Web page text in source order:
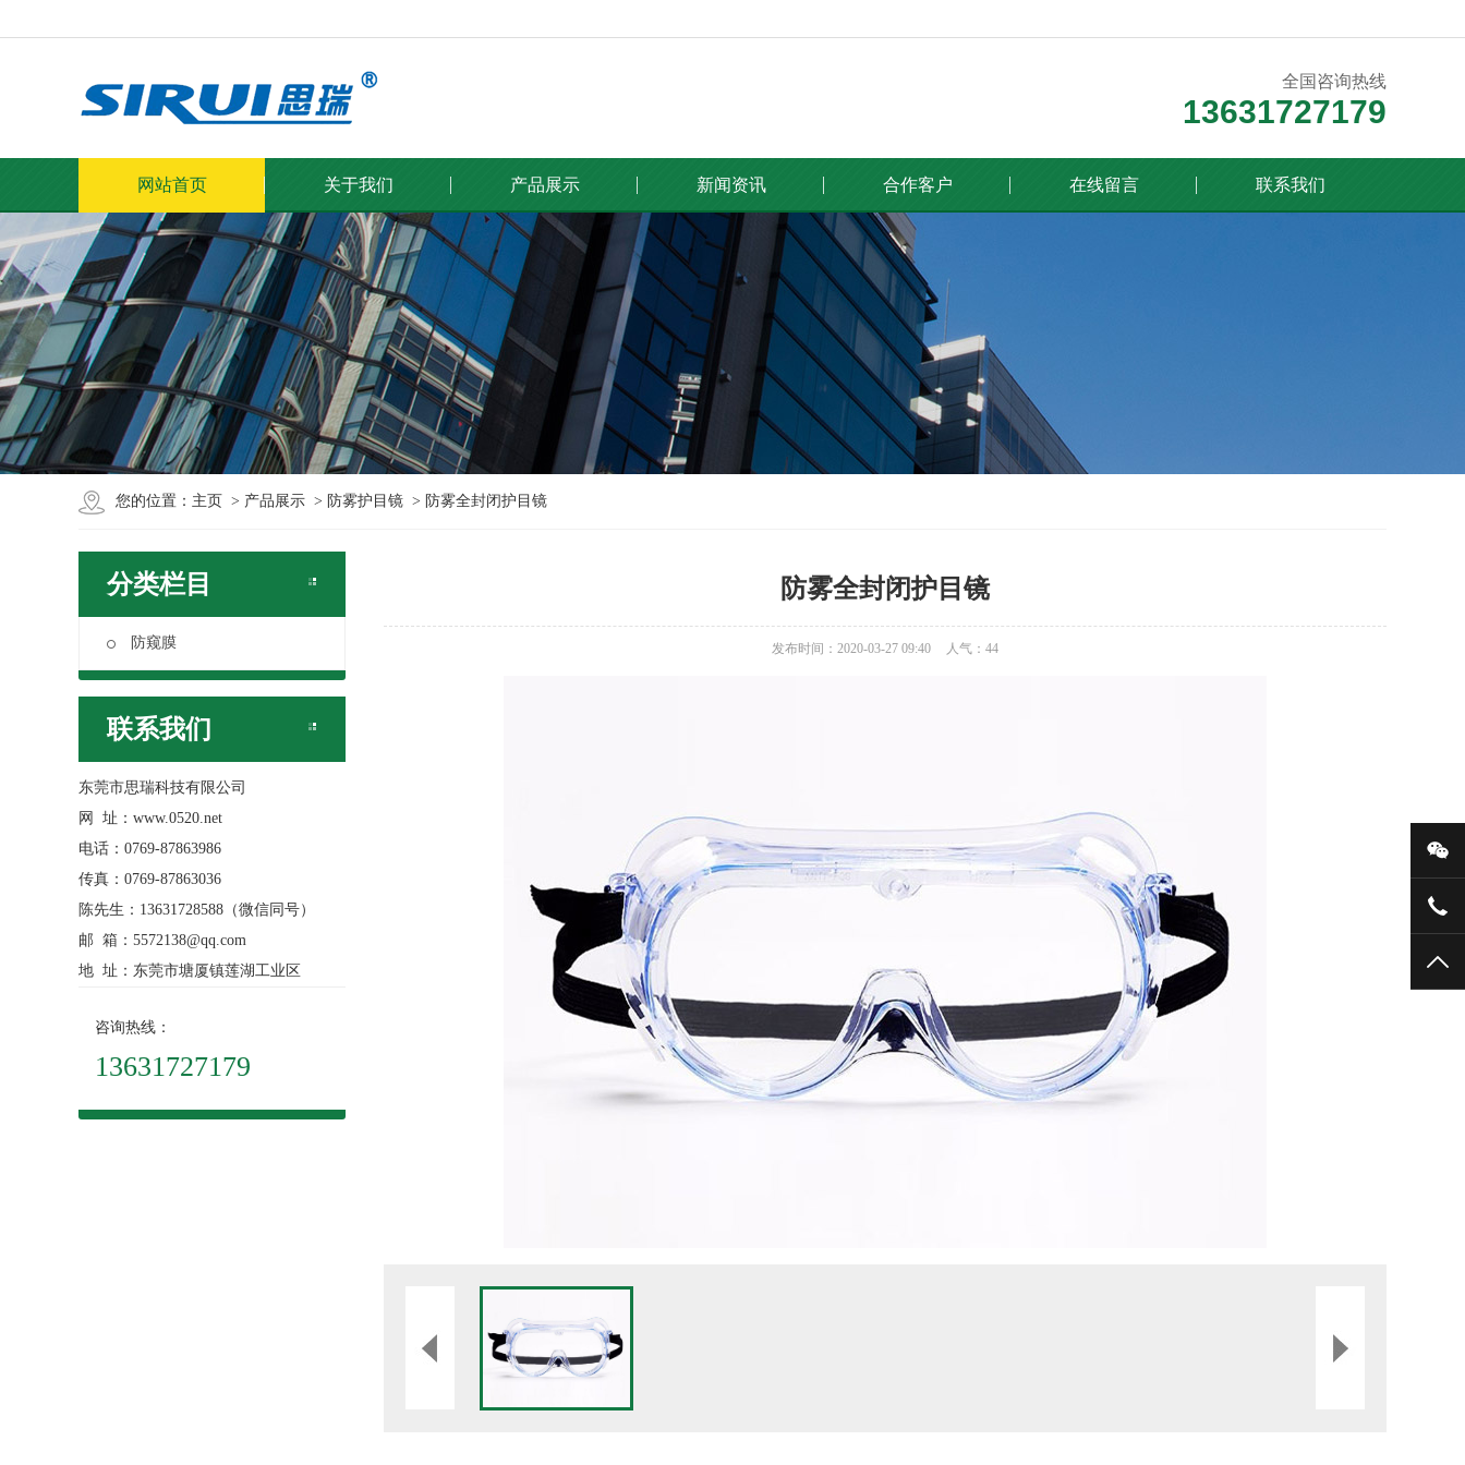
全国咨询热线
13631727179
网站首页 关于我们 产品展示 新闻资讯 合作客户 在线留言 联系我们
您的位置： 主页 > 产品展示 > 防雾护目镜 > 防雾全封闭护目镜
分类栏目
防窥膜
联系我们
东莞市思瑞科技有限公司
网 址：www.0520.net
电话：0769-87863986
传真：0769-87863036
陈先生：13631728588（微信同号）
邮 箱：5572138@qq.com
地 址：东莞市塘厦镇莲湖工业区
咨询热线：
13631727179
防雾全封闭护目镜
发布时间：2020-03-27 09:40 人气： 44
微